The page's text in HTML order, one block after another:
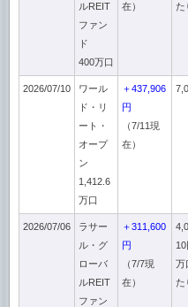
ルREIT
ファン
ド
400万口
在）
た
2026/07/10
ワール
ド・リ
ート・
オープ
ン
1,412.6
万口
＋437,906
円
（7/11現
在）
2026/07/06
ラサー
ル・グ
ローバ
ルREIT
ファン
＋311,600
円
（7/7現
在）
10
万
た